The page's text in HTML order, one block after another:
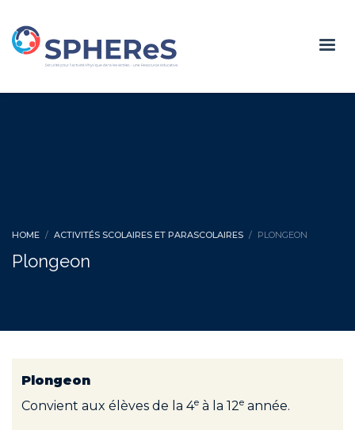
HOME ACTIVITÉS SCOLAIRES ET PARASCOLAIRES PLONGEON
Plongeon
Plongeon
Convient aux élèves de la 4e à la 12e année.